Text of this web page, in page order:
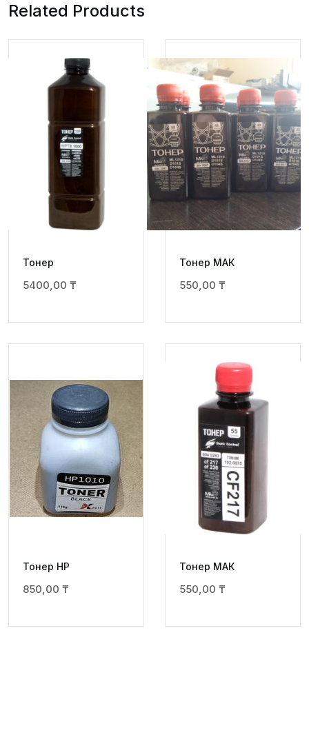
Related Products
Тонер
5400,00 ₸
Тонер МАК
550,00 ₸
Тонер HP
850,00 ₸
Тонер МАК
550,00 ₸